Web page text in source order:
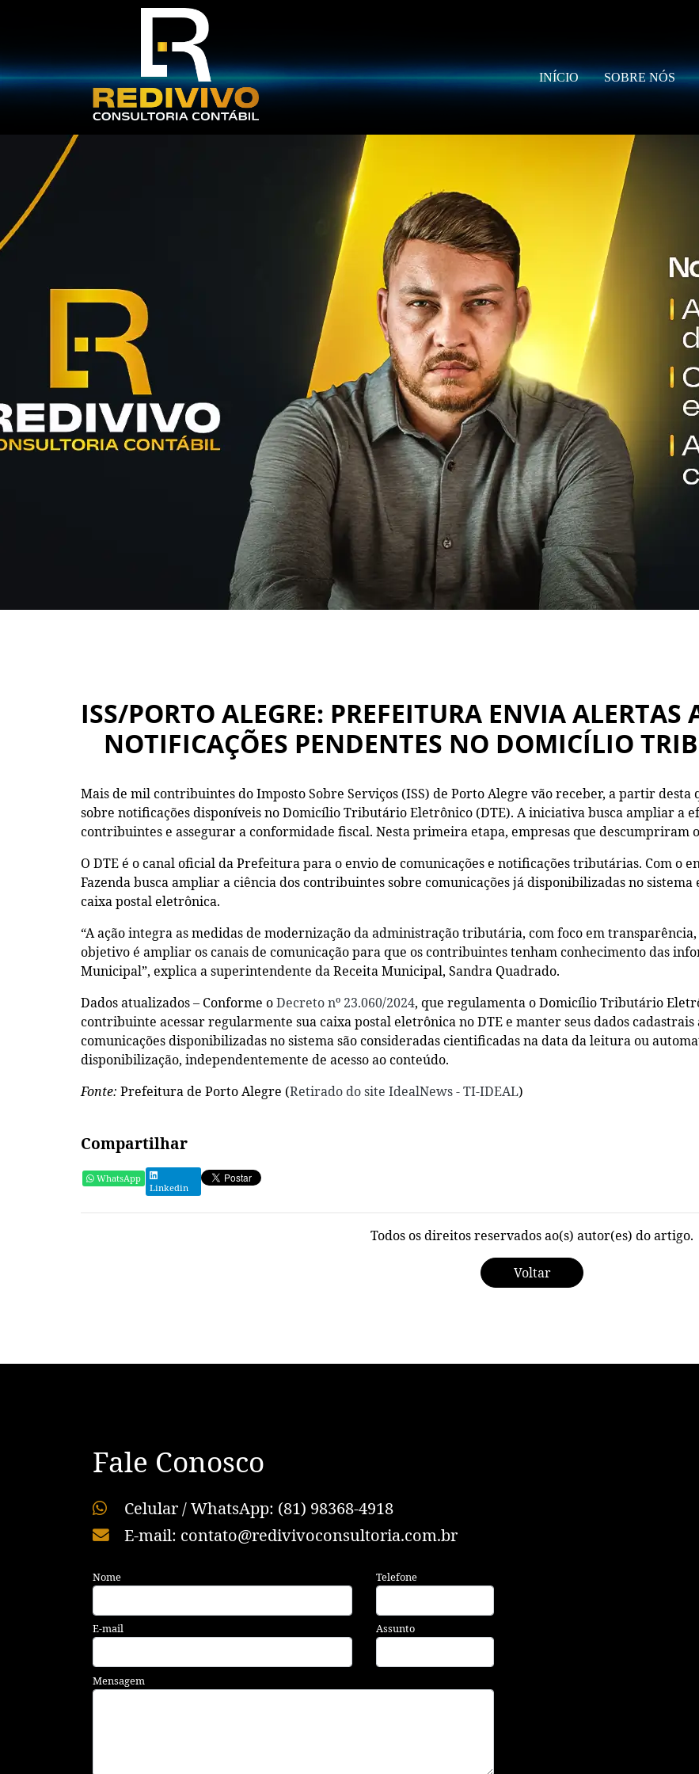
INÍCIO SOBRE NÓS
ISS/PORTO ALEGRE: PREFEITURA ENVIA
NOTIFICAÇÕES PENDENTES NO DOMICÍLIO
Mais de mil contribuintes do Imposto Sobre Serviços (ISS) de Porto Alegre vão receber, a partir
sobre notificações disponíveis no Domicílio Tributário Eletrônico (DTE). A iniciativa busca ampliar a
contribuintes e assegurar a conformidade fiscal. Nesta primeira etapa, empresas que descumpriram
O DTE é o canal oficial da Prefeitura para o envio de comunicações e notificações tributárias. Com o
Fazenda busca ampliar a ciência dos contribuintes sobre comunicações já disponibilizadas no
caixa postal eletrônica.
“A ação integra as medidas de modernização da administração tributária, com foco em
objetivo é ampliar os canais de comunicação para que os contribuintes tenham conhecimento das
Municipal”, explica a superintendente da Receita Municipal, Sandra Quadrado.
Dados atualizados – Conforme oDecreto nº 23.060/2024, que regulamenta o Domicílio Tributário
contribuinte acessar regularmente sua caixa postal eletrônica no DTE e manter seus dados cadastrais
comunicações disponibilizadas no sistema são consideradas cientificadas na data da leitura ou
disponibilização, independentemente de acesso ao conteúdo.
Fonte: Prefeitura de Porto Alegre (Retirado do site IdealNews - TI-IDEAL)
Compartilhar
WhatsApp
Linkedin
Todos os direitos reservados ao(s) autor(es) do artigo.
Voltar
Fale Conosco
Celular / WhatsApp: (81) 98368-4918
E-mail: contato@redivivoconsultoria.com.br
Nome Telefone
E-mail Assunto
Mensagem